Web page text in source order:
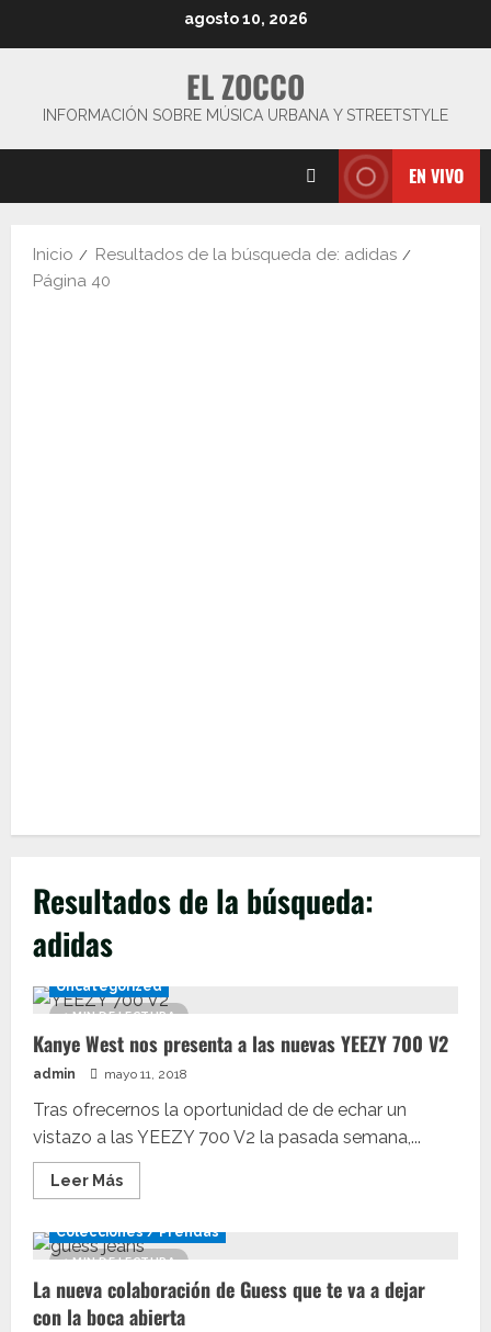
agosto 10, 2026
EL ZOCCO
INFORMACIÓN SOBRE MÚSICA URBANA Y STREETSTYLE
EN VIVO
Inicio
Resultados de la búsqueda de: adidas
Página 40
Resultados de la búsqueda:
adidas
1 MIN DE LECTURA
Uncategorized
Kanye West nos presenta a las nuevas YEEZY 700 V2
admin mayo 11, 2018
Tras ofrecernos la oportunidad de de echar un
vistazo a las YEEZY 700 V2 la pasada semana,...
Leer MásLeer
más
Kanye
West
presenta
a
las
1 MIN DE LECTURA
Colecciones / Prendas
La nueva colaboración de Guess que te va a dejar
con la boca abierta